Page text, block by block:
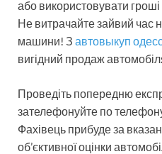
або використовувати гроші
Не витрачайте зайвий час
машини! З автовыкуп
вигідний продаж
Проведіть попередню
зателефонуйте по
Фахівець прибуде за
об’єктивної оцінки